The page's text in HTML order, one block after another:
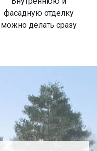
фасадную отделку
можно делать сразу